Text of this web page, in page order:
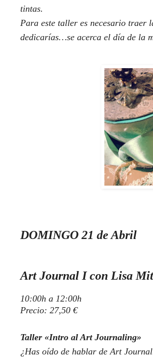
tintas.
Para este taller es necesario traer
dedicarías…se acerca el día de la
DOMINGO 21 de Abril
Art Journal I con Lisa
10:00h a 12:00h
Precio: 27,50 €
Taller «Intro al Art Journaling»
¿Has oído de hablar de Art